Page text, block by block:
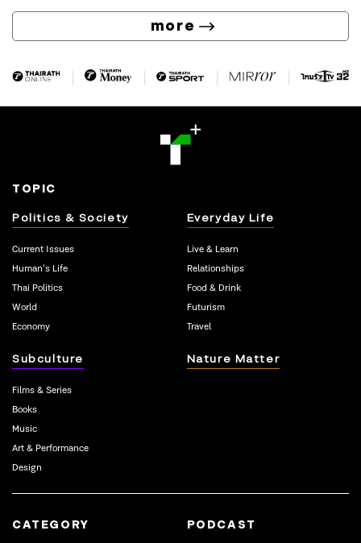
more
TOPIC
Politics & Society
Current Issues
Human’s Life
Thai Politics
World
Economy
Everyday Life
Live & Learn
Relationships
Food & Drink
Futurism
Travel
Subculture
Films & Series
Books
Music
Art & Performance
Design
Nature Matter
CATEGORY
PODCAST